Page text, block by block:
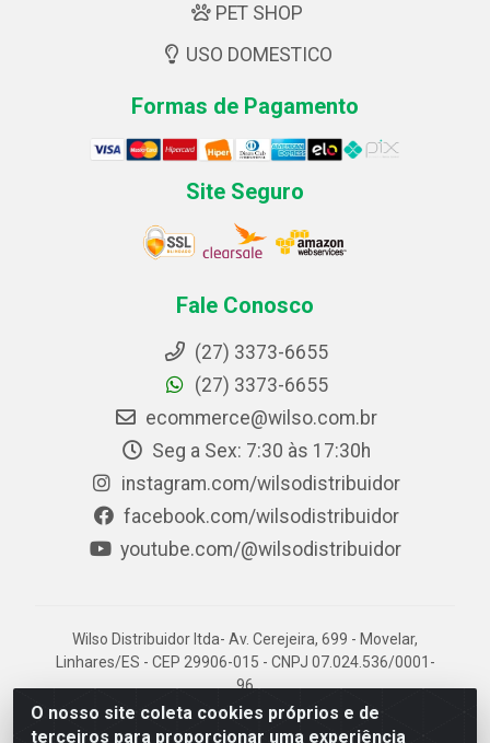
O nosso site coleta cookies próprios e de
terceiros para proporcionar uma experiência
PET SHOP
USO DOMESTICO
Formas de Pagamento
Site Seguro
Fale Conosco
(27) 3373-6655
(27) 3373-6655
ecommerce@wilso.com.br
Seg a Sex: 7:30 às 17:30h
instagram.com/wilsodistribuidor
facebook.com/wilsodistribuidor
youtube.com/@wilsodistribuidor
Wilso Distribuidor ltda- Av. Cerejeira, 699 - Movelar,
Linhares/ES - CEP 29906-015 - CNPJ 07.024.536/0001-
96